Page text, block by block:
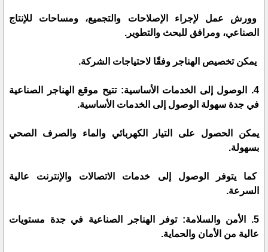
وورش عمل لإجراء الإصلاحات والتجميع، ومساحات للإنتاج
الصناعي، ومرافق للبحث والتطوير.
يمكن تخصيص الهناجر وفقًا لاحتياجات الشركة.
4. الوصول إلى الخدمات الأساسية: تتيح موقع الهناجر الصناعية
في جدة سهولة الوصول إلى الخدمات الأساسية.
يمكن الحصول على التيار الكهربائي والماء والصرف الصحي
بسهولة.
كما يتوفر الوصول إلى خدمات الاتصالات والإنترنت عالية
السرعة.
5. الأمن والسلامة: توفر الهناجر الصناعية في جدة مستويات
عالية من الأمان والحماية.